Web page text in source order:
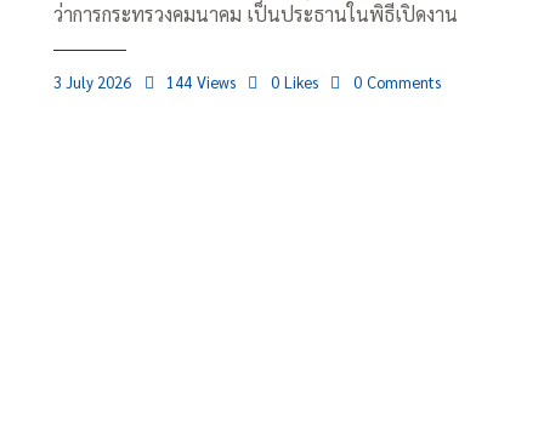
ว่าการกระทรวงคมนาคม เป็นประธานในพิธีเปิดงาน
3 July 2026 144 Views 0 Likes 0 Comments